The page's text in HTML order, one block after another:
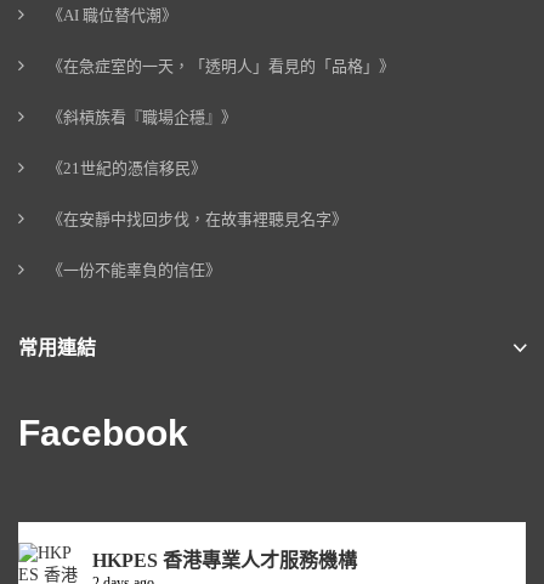
《AI 職位替代潮》
《在急症室的一天，「透明人」看見的「品格」》
《斜槓族看『職場企穩』》
《21世紀的憑信移民》
《在安靜中找回步伐，在故事裡聽見名字》
《一份不能辜負的信任》
常用連結
Facebook
HKPES 香港專業人才服務機構